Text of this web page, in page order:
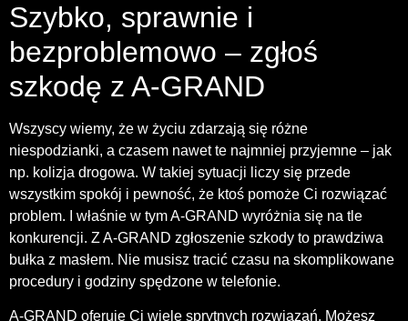
Szybko, sprawnie i
bezproblemowo – zgłoś
szkodę z A-GRAND
Wszyscy wiemy, że w życiu zdarzają się różne
niespodzianki, a czasem nawet te najmniej przyjemne – jak
np. kolizja drogowa. W takiej sytuacji liczy się przede
wszystkim spokój i pewność, że ktoś pomoże Ci rozwiązać
problem. I właśnie w tym A-GRAND wyróżnia się na tle
konkurencji. Z A-GRAND zgłoszenie szkody to prawdziwa
bułka z masłem. Nie musisz tracić czasu na skomplikowane
procedury i godziny spędzone w telefonie.
A-GRAND oferuje Ci wiele sprytnych rozwiązań. Możesz